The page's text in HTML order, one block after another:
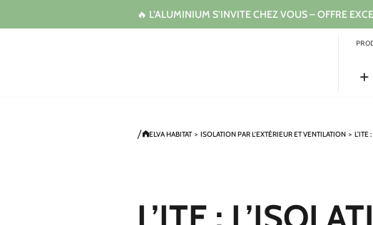
🔥 L’ALUMINIUM S’INVITE CHEZ VOUS – OFFRE
ELVA HABITAT > ISOLATION PAR L'EXTÉRIEUR ET VENTILATION > L’ITE